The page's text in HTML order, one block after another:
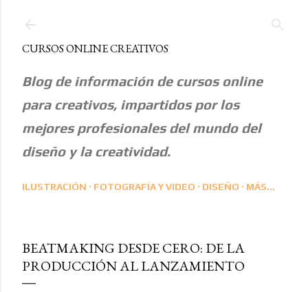
CURSOS ONLINE CREATIVOS
Blog de información de cursos online
para creativos, impartidos por los
mejores profesionales del mundo del
diseño y la creatividad.
ILUSTRACIÓN FOTOGRAFÍA Y VIDEO DISEÑO MÁS…
BEATMAKING DESDE CERO: DE LA
PRODUCCIÓN AL LANZAMIENTO